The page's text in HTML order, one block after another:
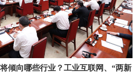
倾向哪些行业？工业互联网、“两新